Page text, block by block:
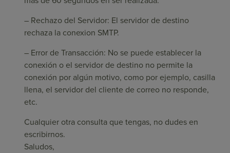
– Rechazo del Servidor: El servidor de destino
rechaza la conexion SMTP.
– Error de Transacción: No se puede establecer la
conexión o el servidor de destino no permite la
conexión por algún motivo, como por ejemplo, casilla
llena, el servidor del cliente de correo no responde,
etc.
Cualquier otra consulta que tengas, no dudes en
escribirnos.
Saludos,